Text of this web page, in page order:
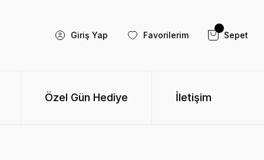
Giriş Yap Favorilerim Sepet
Özel Gün Hediye İletişim